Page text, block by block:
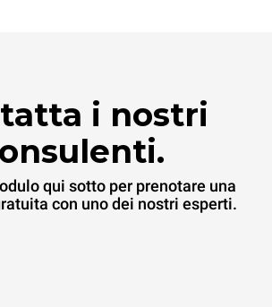
i nostri
qui sotto per prenotare una
con uno dei nostri esperti.